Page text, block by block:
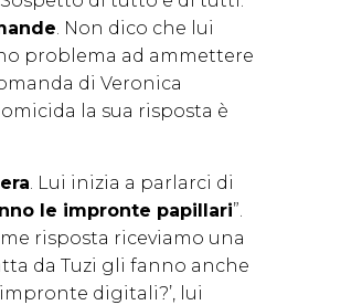
. Non dico che lui
problema ad ammettere
di Veronica
la sua risposta è
. Lui inizia a parlarci di
le impronte papillari”.
risposta riceviamo una
da Tuzi gli fanno anche
digitali?’, lui